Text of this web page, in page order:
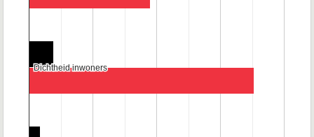
Dichtheid inwoners
Dichtheid inwoners